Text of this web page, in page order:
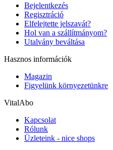
Bejelentkezés
Regisztráció
Elfelejtette jelszavát?
Hol van a szállítmányom?
Utalvány beváltása
Hasznos információk
Magazin
Figyelünk környezetünkre
VitalAbo
Kapcsolat
Rólunk
Üzleteink - nice shops